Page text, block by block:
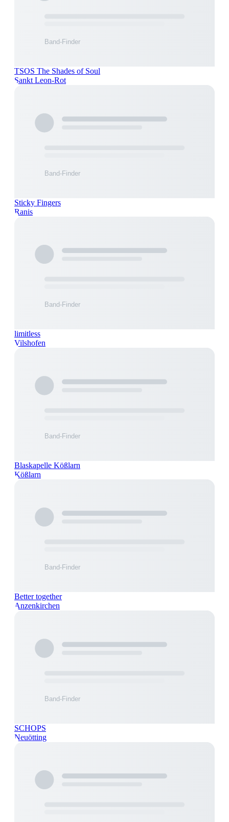
TSOS The Shades of Soul
Sankt Leon-Rot
Sticky Fingers
Ranis
limitless
Vilshofen
Blaskapelle Kößlarn
Kößlarn
Better together
Anzenkirchen
SCHOPS
Neuötting